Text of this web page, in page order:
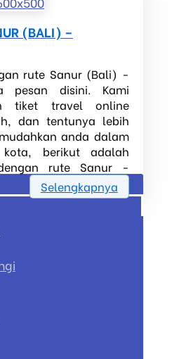
(BALI) –
rute Sanur (Bali) -
pesan disini. Kami
tiket travel online
dan tentunya lebih
anda dalam
berikut adalah
rute Sanur -
Selengkapnya